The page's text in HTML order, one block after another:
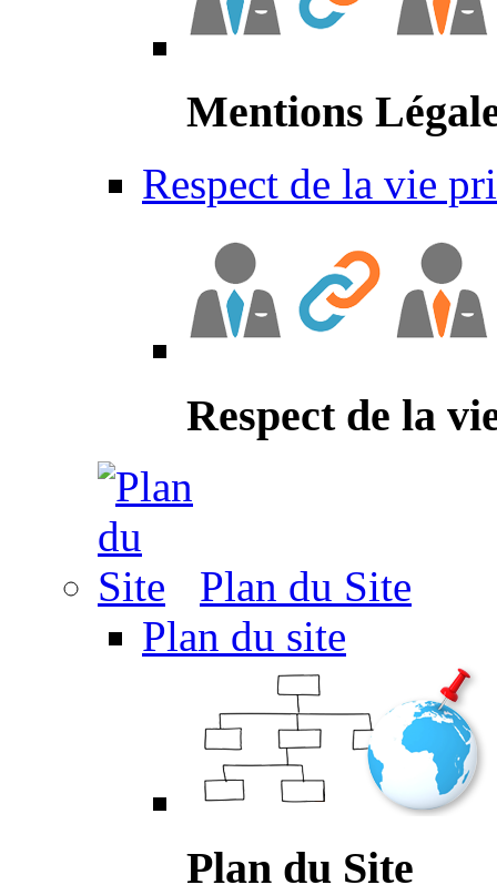
Mentions
Respect de la vie
Respect de la
Plan du Site
Plan du site
Plan du Site